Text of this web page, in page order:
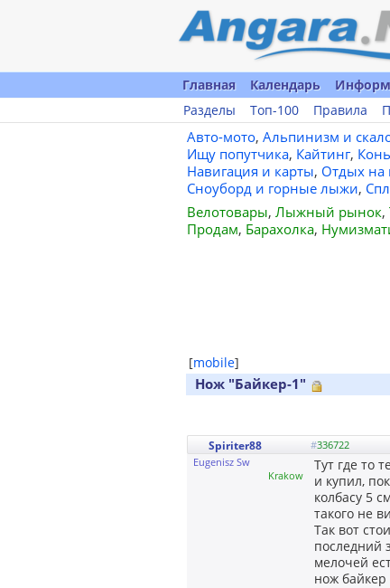
Главная Календарь
Разделы
Топ-100 Правила
Авто-мото, Альпинизм и
Ищу попутчика, Кайтинг,
Навигация и карты, Отдых на
Сноуборд и горные лыжи,
Велотовары, Лыжный рынок,
Продам, Барахолка,
[mobile]
Нож "Байкер-1"
Spiriter88 #336722
Eugenisz Sw
Krakow
Тут где то
и купил,
колбасу 5
такого не
Так вот
последний
мелочей
нож